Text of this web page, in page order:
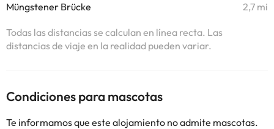
Müngstener Brücke 2,7 mi
Todas las distancias se calculan en línea recta. Las
distancias de viaje en la realidad pueden variar.
Condiciones para mascotas
Te informamos que este alojamiento no admite mascotas.